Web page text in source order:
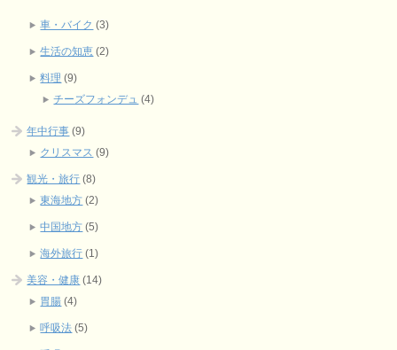
車・バイク (3)
生活の知恵 (2)
料理 (9)
チーズフォンデュ (4)
年中行事 (9)
クリスマス (9)
観光・旅行 (8)
東海地方 (2)
中国地方 (5)
海外旅行 (1)
美容・健康 (14)
胃腸 (4)
呼吸法 (5)